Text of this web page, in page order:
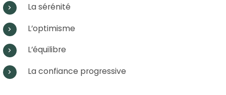
La sérénité
L’optimisme
L’équilibre
La confiance progressive